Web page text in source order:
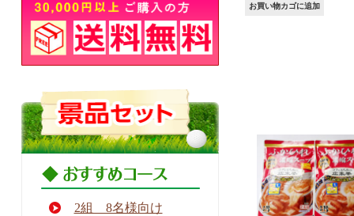
2組 8名様向け
お買い物カゴに追加